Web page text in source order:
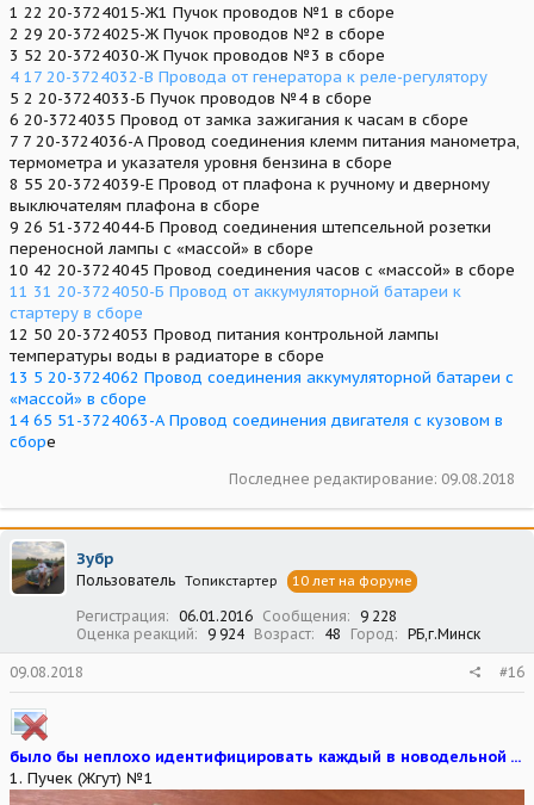
1 22 20-3724015-Ж1 Пучок проводов №1 в сборе
2 29 20-3724025-Ж Пучок проводов №2 в сборе
3 52 20-3724030-Ж Пучок проводов №3 в сборе
4 17 20-3724032-В Провода от генератора к реле-регулятору
5 2 20-3724033-Б Пучок проводов №4 в сборе
6 20-3724035 Провод от замка зажигания к часам в сборе
7 7 20-3724036-А Провод соединения клемм питания манометра,
термометра и указателя уровня бензина в сборе
8 55 20-3724039-Е Провод от плафона к ручному и дверному
выключателям плафона в сборе
9 26 51-3724044-Б Провод соединения штепсельной розетки
переносной лампы с «массой» в сборе
10 42 20-3724045 Провод соединения часов с «массой» в сборе
11 31 20-3724050-Б Провод от аккумуляторной батареи к
стартеру в сборе
12 50 20-3724053 Провод питания контрольной лампы
температуры воды в радиаторе в сборе
13 5 20-3724062 Провод соединения аккумуляторной батареи с
«массой» в сборе
14 65 51-3724063-А Провод соединения двигателя с кузовом в
сборе
Последнее редактирование: 09.08.2018
Зубр
Пользователь Топикстартер 10 лет на форуме
Регистрация 06.01.2016 Сообщения
9 228
Оценка реакций
9 924 Возраст 48 Город РБ,г.Минск
09.08.2018 #16
было бы неплохо идентифицировать каждый в новодельной ...
1. Пучек (Жгут) №1